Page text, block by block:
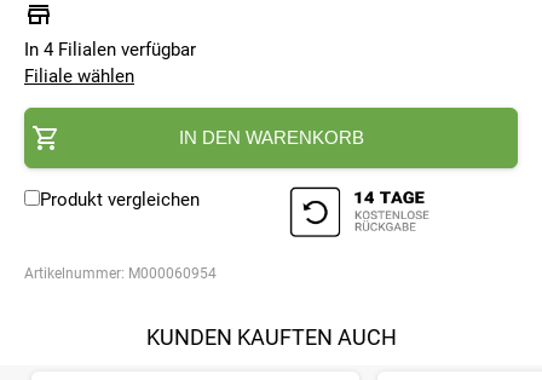
In 4 Filialen verfügbar
Filiale wählen
IN DEN WARENKORB
Produkt vergleichen
Artikelnummer: M000060954
KUNDEN KAUFTEN AUCH